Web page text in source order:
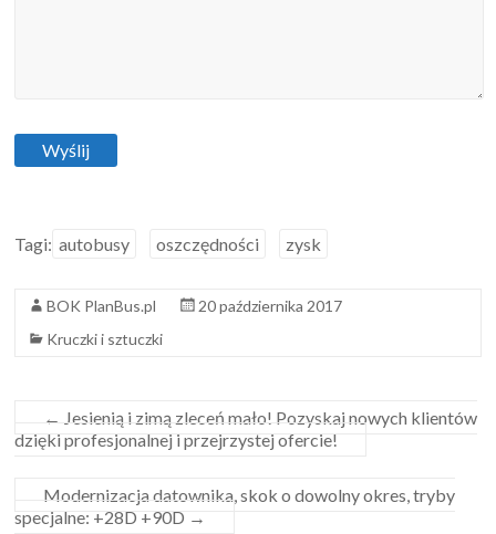
Tagi: autobusy oszczędności zysk
BOK PlanBus.pl
20 października 2017
Kruczki i sztuczki
← Jesienią i zimą zleceń mało! Pozyskaj nowych klientów
dzięki profesjonalnej i przejrzystej ofercie!
Modernizacja datownika, skok o dowolny okres, tryby
specjalne: +28D +90D →